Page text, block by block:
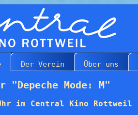
Der Verein Über uns
Mode: M"
im Central Kino Rottweil